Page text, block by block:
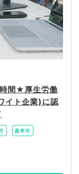
間★厚生労働
イト企業)に認
高卒可